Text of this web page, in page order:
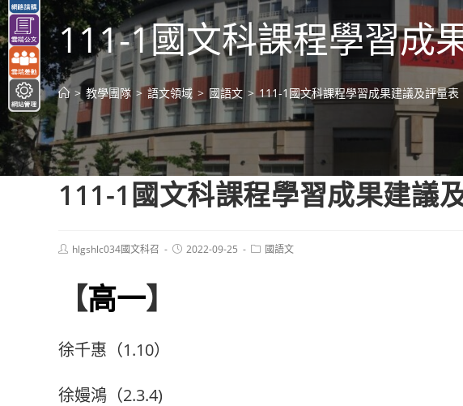
111-1國文科課程學習成
> 教學團隊 > 語文領域 > 國語文 > 111-1國文科課程學習成果建議及評量表
111-1國文科課程學習成果建議
Posthlgshlc034國文科召
Post2022-09-25
Post國語文
【高一】
徐千惠（1.10）
徐嫚鴻（2.3.4)